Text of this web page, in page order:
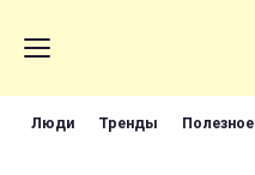
Люди Тренды Полезное